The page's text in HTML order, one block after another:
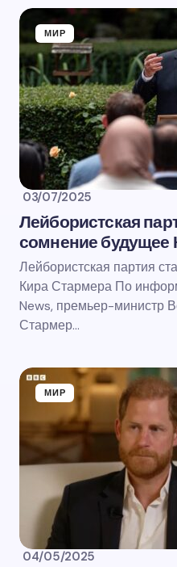
МИР
03/07/2025
Лейбористская
сомнение будущее
Лейбористская партия
Кира Стармера По
News, премьер-министр
Стармер…
МИР
04/05/2025